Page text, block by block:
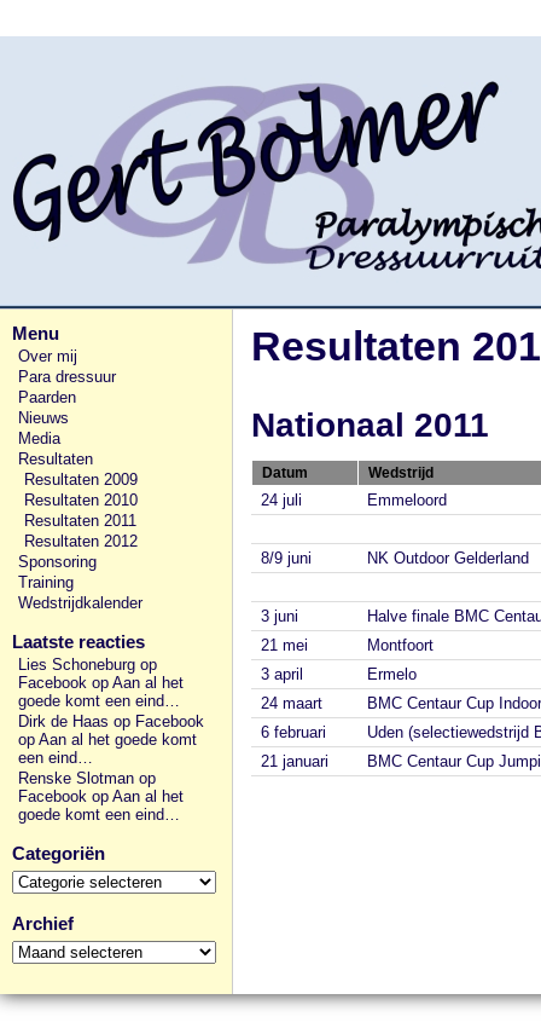
Menu
Over mij
Para dressuur
Paarden
Nieuws
Media
Resultaten
Resultaten 2009
Resultaten 2010
Resultaten 2011
Resultaten 2012
Sponsoring
Training
Wedstrijdkalender
Laatste reacties
Lies Schoneburg op
Facebook op Aan al het
goede komt een eind…
Dirk de Haas op Facebook
op Aan al het goede komt
een eind…
Renske Slotman op
Facebook op Aan al het
goede komt een eind…
Categoriën
Categoriën
Archief
Archief
Resultaten
Nationaal 2011
Datum Wedstrijd
24 juli Emmeloord
8/9 juni NK Outdoor Gelderland
3 juni
Halve finale BMC
21 mei
Montfoort
3 april
Ermelo
24 maart
BMC Centaur Cup
6 februari
Uden (selectiewedstrijd
21 januari
BMC Centaur Cup